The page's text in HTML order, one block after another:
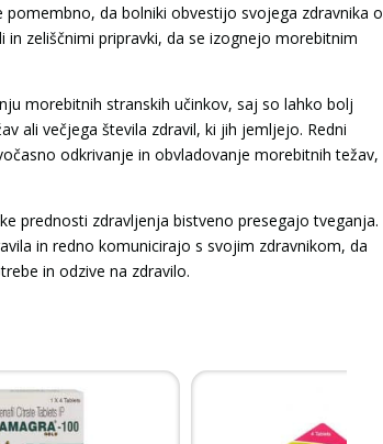
da bolniki obvestijo svojega zdravnika o
zeliščnimi pripravki, da se izognejo morebitnim
morebitnih stranskih učinkov, saj so lahko bolj
ali večjega števila zdravil, ki jih jemljejo. Redni
odkrivanje in obvladovanje morebitnih težav,
prednosti zdravljenja bistveno presegajo tveganja.
in redno komunicirajo s svojim zdravnikom, da
in odzive na zdravilo.